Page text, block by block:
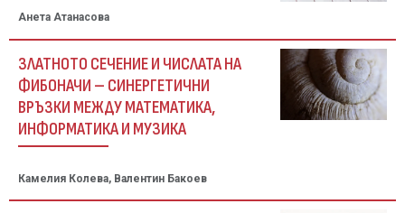
Анета Атанасова
ЗЛАТНОТО СЕЧЕНИЕ И ЧИСЛАТА НА
ФИБОНАЧИ – СИНЕРГЕТИЧНИ
ВРЪЗКИ МЕЖДУ МАТЕМАТИКА,
ИНФОРМАТИКА И МУЗИКА
Камелия Колева, Валентин Бакоев